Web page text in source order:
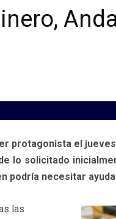
protagonista el
lo solicitado
podría necesitar
las